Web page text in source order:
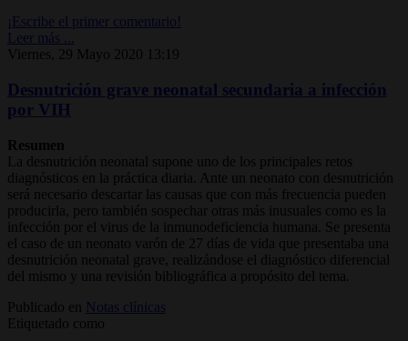
¡Escribe el primer comentario!
Leer más ...
Viernes, 29 Mayo 2020 13:19
Desnutrición grave neonatal secundaria a infección
por VIH
Resumen
La desnutrición neonatal supone uno de los principales retos
diagnósticos en la práctica diaria. Ante un neonato con desnutrición
será necesario descartar las causas que con más frecuencia pueden
producirla, pero también sospechar otras más inusuales como es la
infección por el virus de la inmunodeficiencia humana. Se presenta
el caso de un neonato varón de 27 días de vida que presentaba una
desnutrición neonatal grave, realizándose el diagnóstico diferencial
del mismo y una revisión bibliográfica a propósito del tema.
Publicado en
Notas clínicas
Etiquetado como